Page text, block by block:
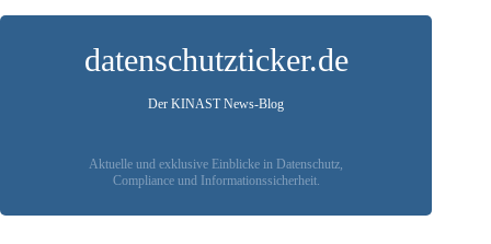
datenschutzticker.de
Der KINAST News-Blog
Aktuelle und exklusive Einblicke in Datenschutz,
Compliance und Informationssicherheit.